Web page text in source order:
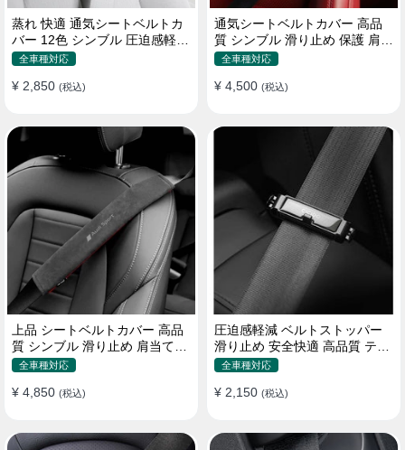
蒸れ 快適 通気シートベルトカ
バー 12色 シンブル 圧迫感軽減
保護 肩当てパッド
全車種対応
¥ 2,850 (税込)
通気シートベルトカバー 高品
質 シンブル 滑り止め 保護 肩当
てパッド 圧迫感軽減
全車種対応
¥ 4,500 (税込)
上品 シートベルトカバー 高品
質 シンブル 滑り止め 肩当てパ
ッド 圧迫感軽減
全車種対応
¥ 4,850 (税込)
圧迫感軽減 ベルトストッパー
滑り止め 安全快適 高品質 テー
プクリップ 快適 2個セット
全車種対応
¥ 2,150 (税込)